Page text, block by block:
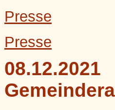
Presse
Presse
08.12.2021